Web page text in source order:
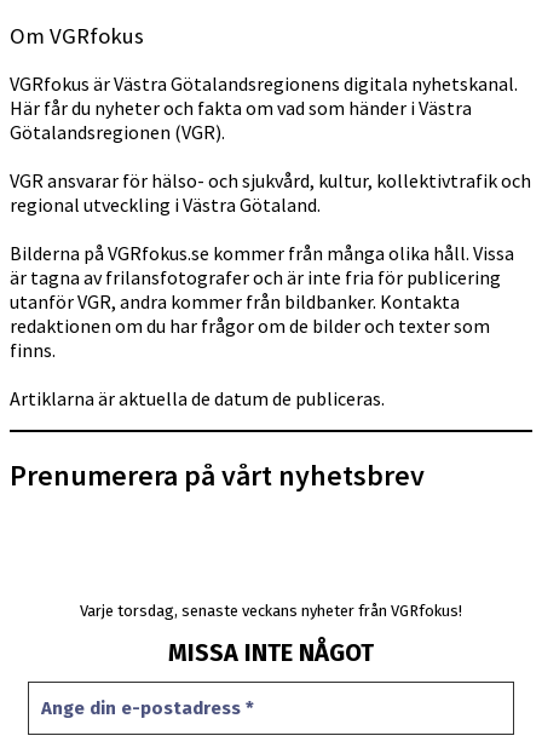
Om VGRfokus
VGRfokus är Västra Götalandsregionens digitala nyhetskanal.
Här får du nyheter och fakta om vad som händer i Västra
Götalandsregionen (VGR).
VGR ansvarar för hälso- och sjukvård, kultur, kollektivtrafik och
regional utveckling i Västra Götaland.
Bilderna på VGRfokus.se kommer från många olika håll. Vissa
är tagna av frilansfotografer och är inte fria för publicering
utanför VGR, andra kommer från bildbanker. Kontakta
redaktionen om du har frågor om de bilder och texter som
finns.
Artiklarna är aktuella de datum de publiceras.
Prenumerera på vårt nyhetsbrev
Varje torsdag, senaste veckans nyheter från VGRfokus!
MISSA INTE NÅGOT